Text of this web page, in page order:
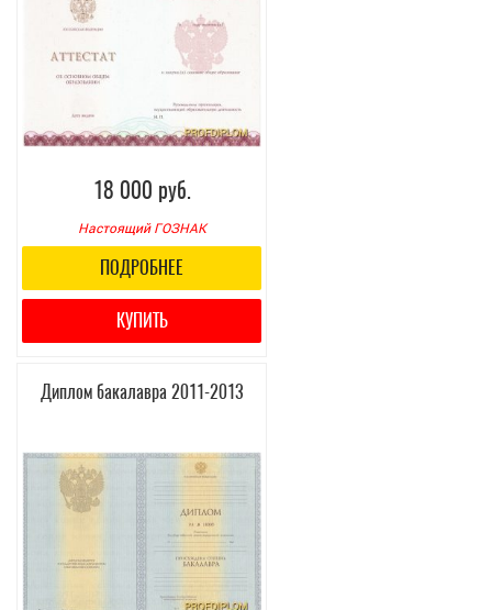
18 000 руб.
Настоящий ГОЗНАК
ПОДРОБНЕЕ
КУПИТЬ
Диплом бакалавра 2011-2013